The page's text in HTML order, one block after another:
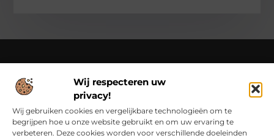
Wij respecteren uw
privacy!
Wij gebruiken cookies en vergelijkbare technologieën om te
begrijpen hoe u onze website gebruikt en om uw ervaring te
verbeteren. Deze cookies worden voor verschillende doeleinden
Over Class Actions
Classactions.nl – Van dagelijkse inspiratie tot bijzondere
verhalen.
Verken artikelen en blogs die je informeren,
inspireren en bewust maken van alles wat er speelt in de
wereld.